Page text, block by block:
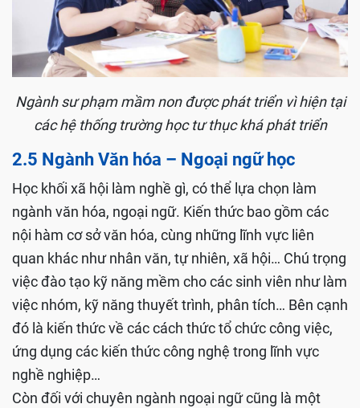
Ngành sư phạm mầm non được phát triển vì hiện tại
các hệ thống trường học tư thục khá phát triển
2.5 Ngành Văn hóa – Ngoại ngữ học
Học khối xã hội làm nghề gì, có thể lựa chọn làm
ngành văn hóa, ngoại ngữ. Kiến thức bao gồm các
nội hàm cơ sở văn hóa, cùng những lĩnh vực liên
quan khác như nhân văn, tự nhiên, xã hội… Chú trọng
việc đào tạo kỹ năng mềm cho các sinh viên như làm
việc nhóm, kỹ năng thuyết trình, phân tích… Bên cạnh
đó là kiến thức về các cách thức tổ chức công việc,
ứng dụng các kiến thức công nghệ trong lĩnh vực
nghề nghiệp…
Còn đối với chuyên ngành ngoại ngữ cũng là một